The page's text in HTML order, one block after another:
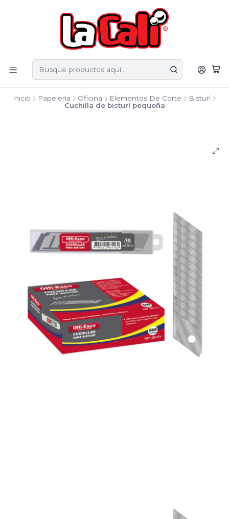
Inicio Papelería Oficina Elementos De Corte
Bisturí
Cuchilla de bisturí pequeña